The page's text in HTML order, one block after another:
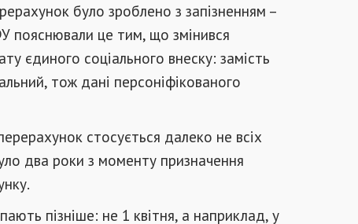
було зроблено з запізненням –
пояснювали це тим, що змінився
єдиного соціального внеску: замість
тож дані персоніфікованого
стосується далеко не всіх
два роки з моменту призначення
пізніше: не 1 квітня, а наприклад, у